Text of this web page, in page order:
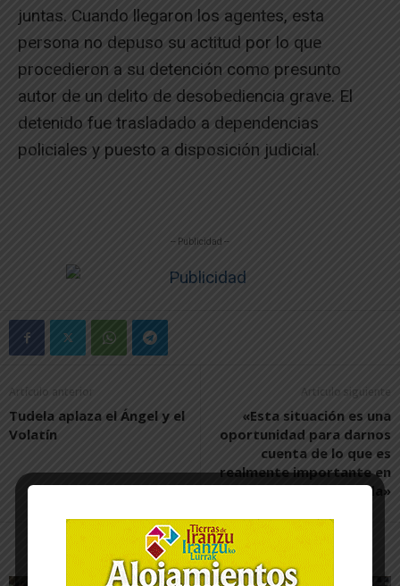
juntas. Cuando llegaron los agentes, esta
persona no depuso su actitud por lo que
procedieron a su detención como presunto
autor de un delito de desobediencia grave. El
detenido fue trasladado a dependencias
policiales y puesto a disposición judicial.
-- Publicidad --
Artículo anterior
Tudela aplaza el Ángel y el
Volatín
Artículo siguiente
«Esta situación es una
oportunidad para darnos
cuenta de lo que es
realmente importante en
la vida»
Artículos relacionados Más del autor